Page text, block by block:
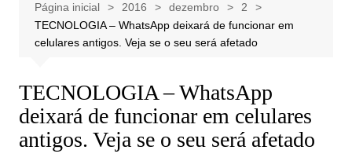
Página inicial 2016 dezembro
2
TECNOLOGIA – WhatsApp deixará de funcionar em
celulares antigos. Veja se o seu será afetado
TECNOLOGIA – WhatsApp
deixará de funcionar em celulares
antigos. Veja se o seu será afetado